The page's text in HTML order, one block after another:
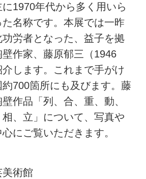
1970年代から多く用いら
名称です。本展では一昨
労者となった、益子を拠
作家、藤原郁三（1946
介します。これまで手がけ
700箇所にも及びます。藤
作品「列、合、重、動、
、立」について、写真や
にご覧いただきます。
美術館